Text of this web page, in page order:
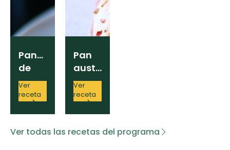
Pancakes
de
jengibre
con
sirope
Ver
receta
Pan
australiano
Ver
receta
Ver todas las recetas del programa